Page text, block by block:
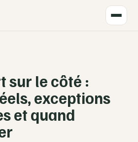
sur le côté :
exceptions
et quand